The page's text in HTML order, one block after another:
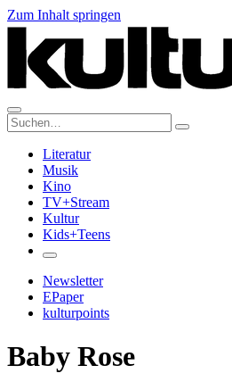
Zum Inhalt springen
Suche:
Literatur
Musik
Kino
TV+Stream
Kultur
Kids+Teens
Newsletter
EPaper
kulturpoints
Baby Rose